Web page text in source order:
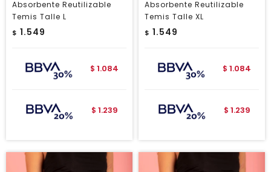
Absorbente Reutilizable
Temis Talle L
$ 1.549
$ 1.084
$ 1.239
Absorbente Reutilizable
Temis Talle XL
$ 1.549
$ 1.084
$ 1.239